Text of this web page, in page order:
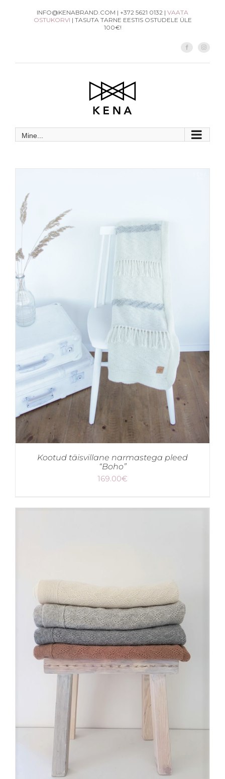
INFO@KENABRAND.COM | +372 5621 0132 | VAATA
OSTUKORVI | TASUTA TARNE EESTIS OSTUDELE ÜLE
100€!
Facebook
Mine...
Kootud täisvillane narmastega pleed
“Boho”
169.00€